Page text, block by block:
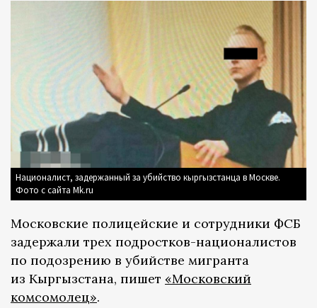
Националист, задержанный за убийство кыргызстанца в Москве.
Фото с сайта Mk.ru
Московские полицейские и сотрудники ФСБ
задержали трех подростков-националистов
по подозрению в убийстве мигранта
из Кыргызстана, пишет «Московский
комсомолец».